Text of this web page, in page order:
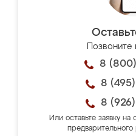
8
8
8
Или оставьте заявку на
предварительного